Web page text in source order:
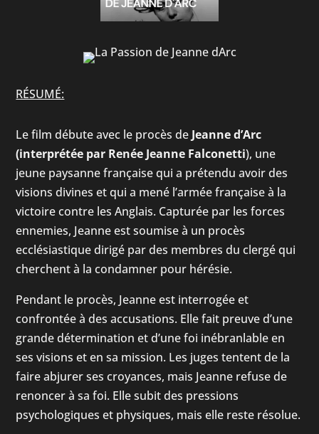
RÉSUMÉ:
Le film débute avec le procès de Jeanne d’Arc
(interprétée par Renée Jeanne Falconetti), une
jeune paysanne française qui a prétendu avoir des
visions divines et qui a mené l’armée française à la
victoire contre les Anglais. Capturée par les forces
ennemies, Jeanne est soumise à un procès
ecclésiastique dirigé par des membres du clergé qui
cherchent à la condamner pour hérésie.
Pendant le procès, Jeanne est interrogée et
confrontée à des accusations. Elle fait preuve d’une
grande détermination et d’une foi inébranlable en
ses visions et en sa mission. Les juges tentent de la
faire abjurer ses croyances, mais Jeanne refuse de
renoncer à sa foi. Elle subit des pressions
psychologiques et physiques, mais elle reste résolue.